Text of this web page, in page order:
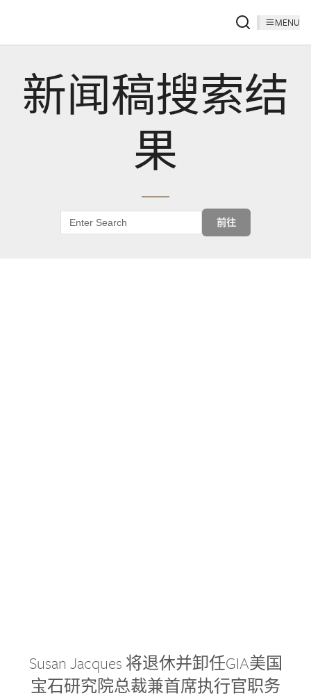
MENU
新闻稿搜索结
果
前往
Susan Jacques 将退休并卸任GIA美国
宝石研究院总裁兼首席执行官职务